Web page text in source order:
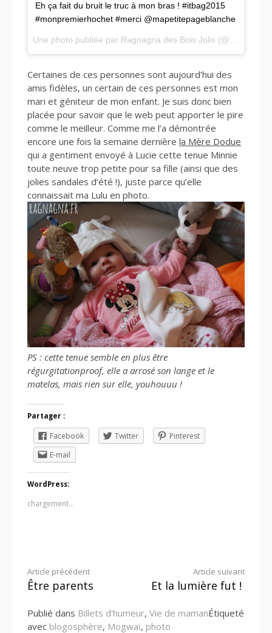
Eh ça fait du bruit le truc à mon bras ! #itbag2015
#monpremierhochet #merci @mapetitepageblanche
Certaines de ces personnes sont aujourd’hui des
amis fidèles, un certain de ces personnes est mon
mari et géniteur de mon enfant. Je suis donc bien
placée pour savoir que le web peut apporter le pire
comme le meilleur. Comme me l’a démontrée
encore une fois la semaine dernière la Mère Dodue
qui a gentiment envoyé à Lucie cette tenue Minnie
toute neuve trop petite pour sa fille (ainsi que des
jolies sandales d’été !), juste parce qu’elle
connaissait ma Lulu en photo.
PS : cette tenue semble en plus être
régurgitationproof, elle a arrosé son lange et le
matelas, mais rien sur elle, youhouuu !
Partager :
Facebook Twitter
Pinterest
E-mail
WordPress:
chargement…
Lire
suite
Article précédent
Être parents
Article suivant
Et la lumière fut !
Publié dans Billets d'humeur, Vie de mamanÉtiqueté
avec blogosphère, Mogwaï, photo